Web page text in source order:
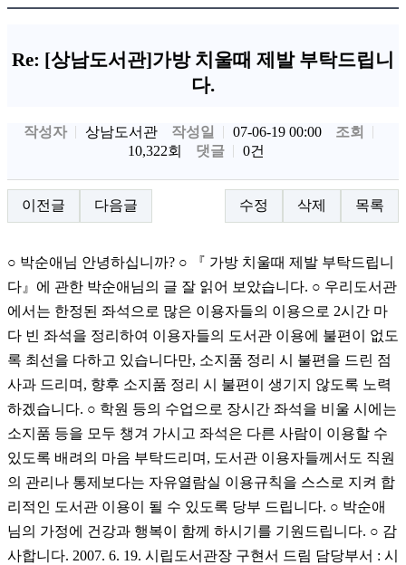
Re: [상남도서관]가방 치울때 제발 부탁드립니
다.
작성자 상남도서관 작성일 07-06-19 00:00
조회
10,322회
댓글 0건
이전글 다음글 수정 삭제 목록
○ 박순애님 안녕하십니까? ○ 『 가방 치울때 제발 부탁드립니
다』에 관한 박순애님의 글 잘 읽어 보았습니다. ○ 우리도서관
에서는 한정된 좌석으로 많은 이용자들의 이용으로 2시간 마
다 빈 좌석을 정리하여 이용자들의 도서관 이용에 불편이 없도
록 최선을 다하고 있습니다만, 소지품 정리 시 불편을 드린 점
사과 드리며, 향후 소지품 정리 시 불편이 생기지 않도록 노력
하겠습니다. ○ 학원 등의 수업으로 장시간 좌석을 비울 시에는
소지품 등을 모두 챙겨 가시고 좌석은 다른 사람이 이용할 수
있도록 배려의 마음 부탁드리며, 도서관 이용자들께서도 직원
의 관리나 통제보다는 자유열람실 이용규칙을 스스로 지켜 합
리적인 도서관 이용이 될 수 있도록 당부 드립니다. ○ 박순애
님의 가정에 건강과 행복이 함께 하시기를 기원드립니다. ○ 감
사합니다. 2007. 6. 19. 시립도서관장 구현서 드림 담당부서 : 시